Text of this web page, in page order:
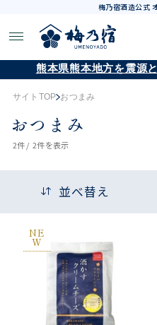
梅乃宿酒造公式
熊本県熊本地方を震源
サイトTOP おつまみ
おつまみ
2件 / 2件を表示
並べ替え
NE
W